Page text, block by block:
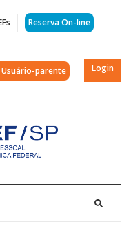
Reserva On-line
parente Login